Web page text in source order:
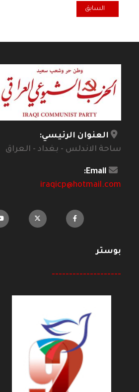
المقال السابق: بابا نوئيل العراقي في
السابق
العنوان الرئيسي:
ساحة الاندلس - بغداد - العراق
Email:
iraqicp@hotmail.com
بوستر
--------------------